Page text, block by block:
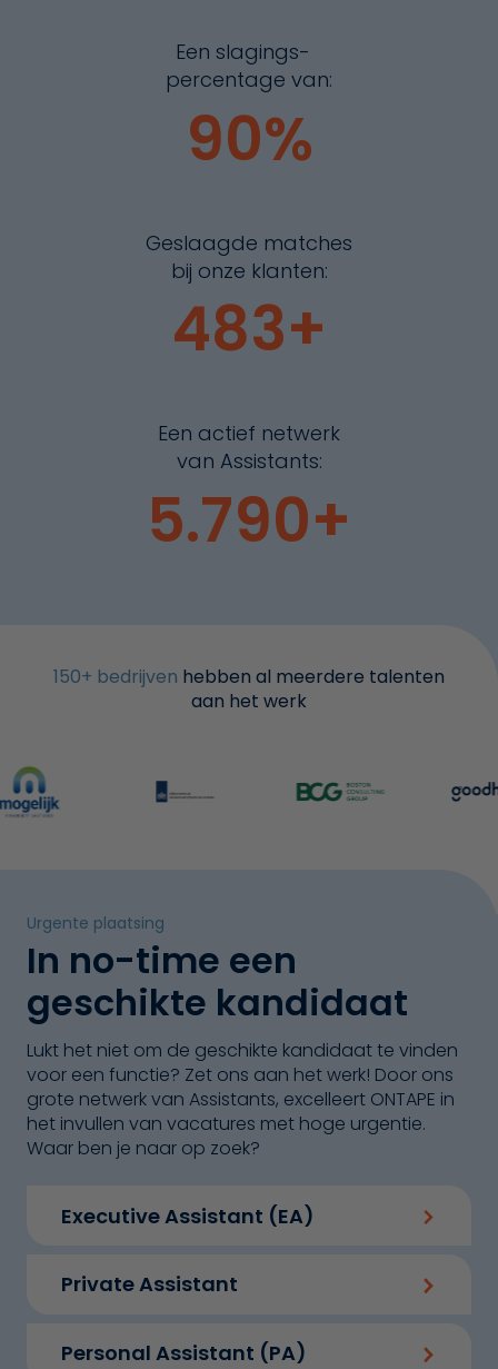
Een slagings-
percentage van:
93%
Geslaagde matches
bij onze klanten:
500+
Een actief netwerk
van Assistants:
5.991+
150+ bedrijven hebben al meerdere talenten
aan het werk
Urgente plaatsing
In no-time een
geschikte kandidaat
Lukt het niet om de geschikte kandidaat te vinden
voor een functie? Zet ons aan het werk! Door ons
grote netwerk van Assistants, excelleert ONTAPE in
het invullen van vacatures met hoge urgentie.
Waar ben je naar op zoek?
Executive Assistant (EA)
Private Assistant
Personal Assistant (PA)